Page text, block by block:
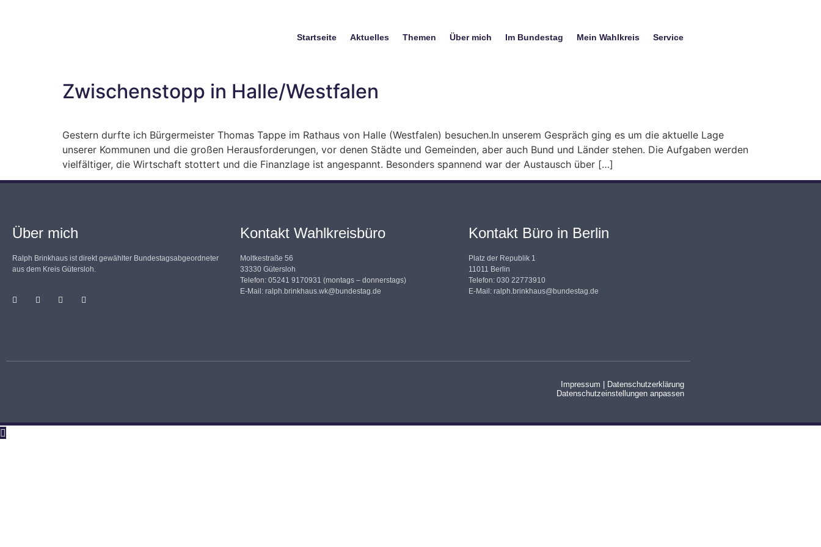
Startseite Aktuelles Themen Über mich Im Bundestag Mein Wahlkreis Service
Zwischenstopp in Halle/Westfalen
Gestern durfte ich Bürgermeister Thomas Tappe im Rathaus von Halle (Westfalen) besuchen.In unserem Gespräch ging es um die aktuelle Lage
unserer Kommunen und die großen Herausforderungen, vor denen Städte und Gemeinden, aber auch Bund und Länder stehen. Die Aufgaben werden
vielfältiger, die Wirtschaft stottert und die Finanzlage ist angespannt. Besonders spannend war der Austausch über […]
Über mich
Ralph Brinkhaus ist direkt gewählter Bundestagsabgeordneter
aus dem Kreis Gütersloh.
Kontakt Wahlkreisbüro
Moltkestraße 56
33330 Gütersloh
Telefon: 05241 9170931 (montags – donnerstags)
E-Mail:ralph.brinkhaus.wk@bundestag.de
Kontakt Büro in Berlin
Platz der Republik 1
11011 Berlin
Telefon: 030 22773910
E-Mail: ralph.brinkhaus@bundestag.de
Impressum | Datenschutzerklärung
Datenschutzeinstellungen anpassen